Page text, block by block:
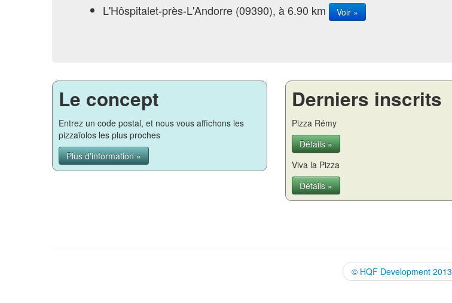
L'Hôspitalet-près-L'Andorre (09390), à 6.90 km Voir »
Le concept
Entrez un code postal, et nous vous affichons les
pizzaïolos les plus proches
Plus d'information »
Derniers inscrits
Pizza Rémy
Détails »
Viva la Pizza
Détails »
© HQF Development 2013